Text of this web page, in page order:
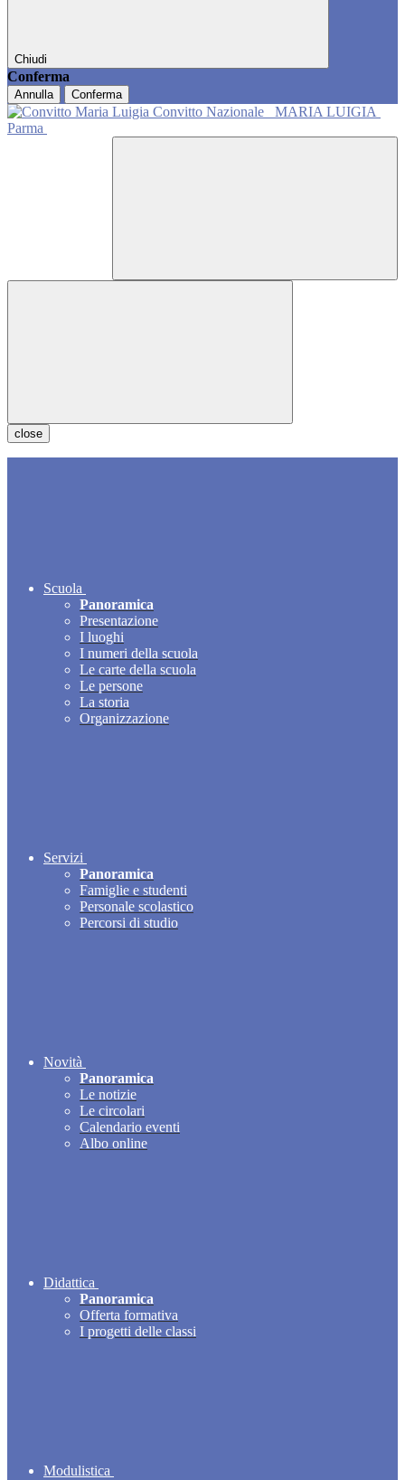
Chiudi
Conferma
Annulla Conferma
Convitto Nazionale
MARIA LUIGIA
Parma
close
Scuola
Panoramica
Presentazione
I luoghi
I numeri della scuola
Le carte della scuola
Le persone
La storia
Organizzazione
Servizi
Panoramica
Famiglie e studenti
Personale scolastico
Percorsi di studio
Novità
Panoramica
Le notizie
Le circolari
Calendario eventi
Albo online
Didattica
Panoramica
Offerta formativa
I progetti delle classi
Modulistica